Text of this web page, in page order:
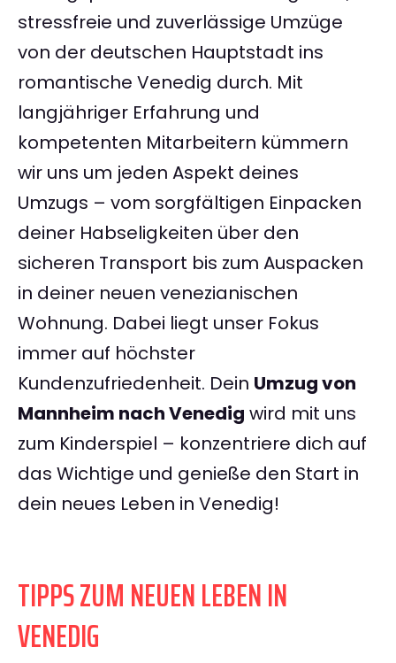
stressfreie und zuverlässige Umzüge
von der deutschen Hauptstadt ins
romantische Venedig durch. Mit
langjähriger Erfahrung und
kompetenten Mitarbeitern kümmern
wir uns um jeden Aspekt deines
Umzugs – vom sorgfältigen Einpacken
deiner Habseligkeiten über den
sicheren Transport bis zum Auspacken
in deiner neuen venezianischen
Wohnung. Dabei liegt unser Fokus
immer auf höchster
Kundenzufriedenheit. Dein Umzug von
Mannheim nach Venedig wird mit uns
zum Kinderspiel – konzentriere dich auf
das Wichtige und genieße den Start in
dein neues Leben in Venedig!
TIPPS ZUM NEUEN LEBEN IN
VENEDIG